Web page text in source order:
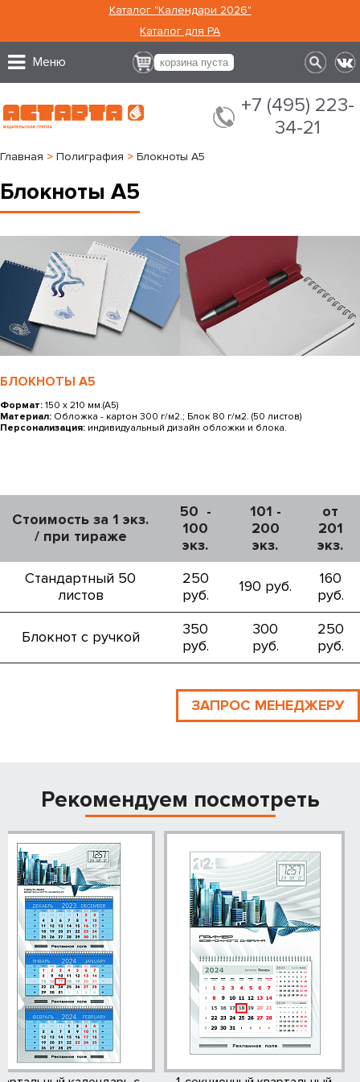
Каталог "Календари 2026"
Каталог для РА
Меню корзина пуста
+7 (495) 223-
34-21
Главная > Полиграфия > Блокноты А5
Блокноты А5
БЛОКНОТЫ А5
Формат: 150 х 210 мм.(А5)
Материал: Обложка - картон 300 г/м2.; Блок 80 г/м2. (50 листов)
Персонализация: индивидуальный дизайн обложки и блока.
Стоимость за 1 экз.
/ при тираже
50 -
100
экз.
101 -
200
экз.
от
201
экз.
Стандартный 50
листов
250
руб.
190 руб.
160
руб.
Блокнот с ручкой
350
руб.
300
руб.
250
руб.
ЗАПРОС МЕНЕДЖЕРУ
Рекомендуем посмотреть